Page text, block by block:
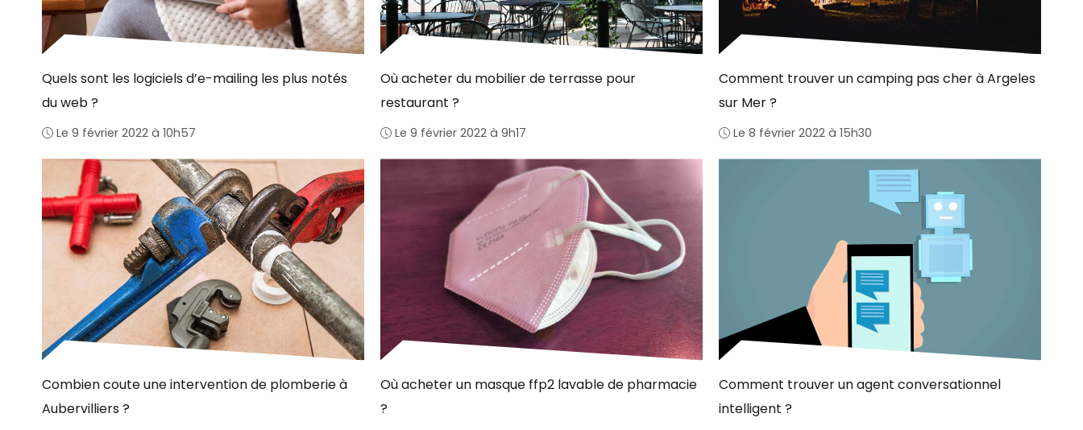
Quels sont les logiciels d’e-mailing les plus notés
du web ?
Le 9 février 2022 à 10h57
Où acheter du mobilier de terrasse pour
restaurant ?
Le 9 février 2022 à 9h17
Comment trouver un camping pas cher à Argeles
sur Mer ?
Le 8 février 2022 à 15h30
Combien coute une intervention de plomberie à
Aubervilliers ?
Où acheter un masque ffp2 lavable de pharmacie
?
Comment trouver un agent conversationnel
intelligent ?